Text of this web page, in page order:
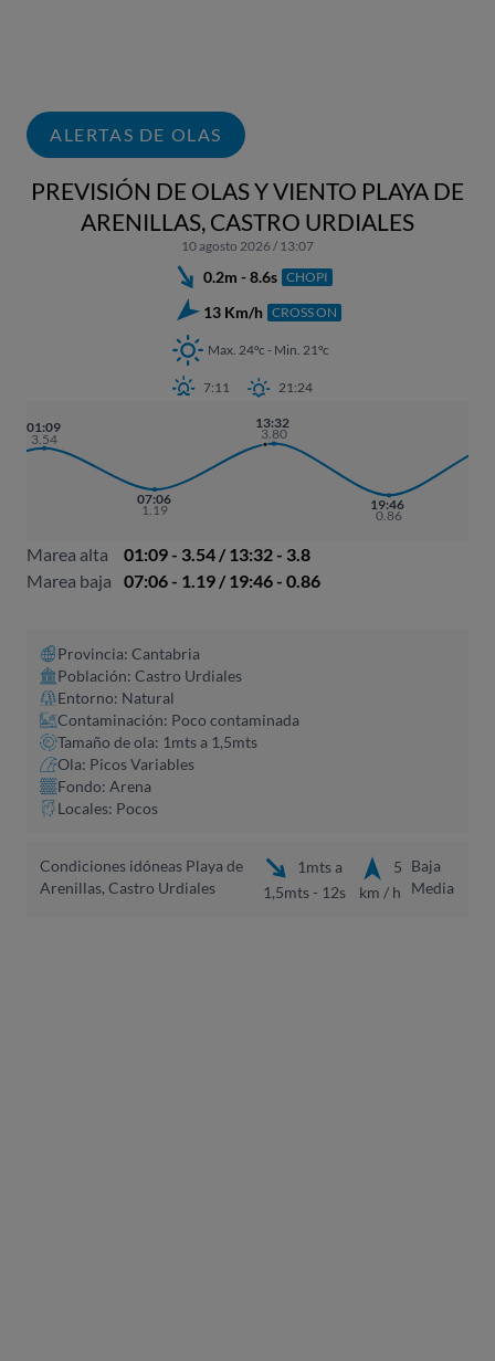
ALERTAS DE OLAS
PREVISIÓN DE OLAS Y VIENTO PLAYA DE
ARENILLAS, CASTRO URDIALES
10 agosto 2026 / 13:07
0.2m - 8.6s CHOPI
13 Km/h CROSS ON
Max. 24ºc - Min. 21ºc
7:11 21:24
01:09
3.54
07:06
1.19
13:32
3.80
19:46
0.86
Marea alta
01:09 - 3.54 / 13:32 - 3.8
Marea baja
07:06 - 1.19 / 19:46 - 0.86
Provincia: Cantabria
Población: Castro Urdiales
Entorno: Natural
Contaminación: Poco contaminada
Tamaño de ola: 1mts a 1,5mts
Ola: Picos Variables
Fondo: Arena
Locales: Pocos
Condiciones idóneas Playa de
Arenillas, Castro Urdiales
1mts a
1,5mts - 12s
5
km / h
Baja
Media